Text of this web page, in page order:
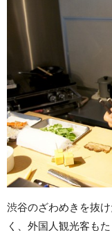
渋谷のざわめきを抜
く、外国人観光客も